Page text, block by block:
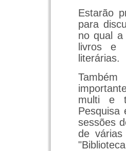
Estarão
para
no qual a
livros e
literárias.
multi e
Pesquisa
sessões
de